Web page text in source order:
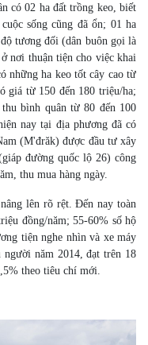
có 02 ha đất trồng keo, biết
sống cũng đã ổn; 01 ha
tương đối (dân buôn gọi là
nơi thuận tiện cho việc khai
những ha keo tốt cây cao từ
giá từ 150 đến 180 triệu/ha;
bình quân từ 80 đến 100
nay tại địa phương đã có
(M'đrăk) được đầu tư xây
đường quốc lộ 26) công
thu mua hàng ngày.
lên rõ rệt. Đến nay toàn
đồng/năm; 55-60% số hộ
tiện nghe nhìn và xe máy
người năm 2014, đạt trên 18
theo tiêu chí mới.